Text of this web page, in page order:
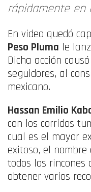
rápidamente en
En video quedó
Peso Pluma le
Dicha acción
seguidores, al
mexicano.
Hassan Emilio
con los corridos
cual es el mayor
exitoso, el
todos los rincones
obtener varios